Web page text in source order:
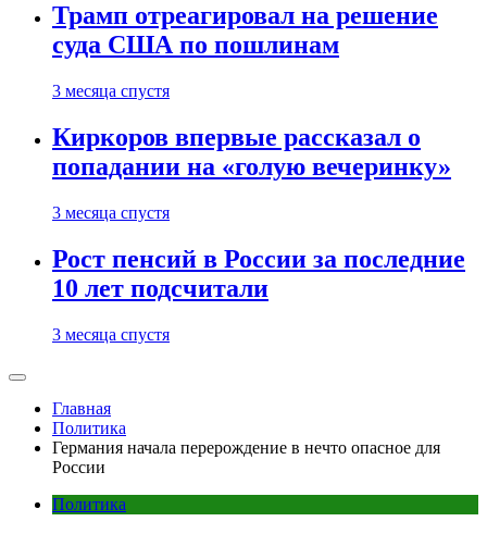
Трамп отреагировал на решение
суда США по пошлинам
3 месяца спустя
Киркоров впервые рассказал о
попадании на «голую вечеринку»
3 месяца спустя
Рост пенсий в России за последние
10 лет подсчитали
3 месяца спустя
Главная
Политика
Германия начала перерождение в нечто опасное для
России
Политика